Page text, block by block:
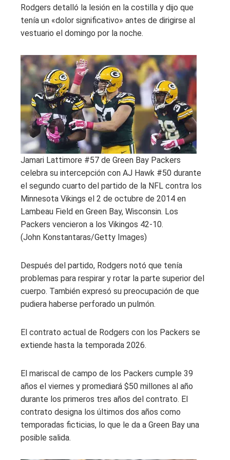
Rodgers detalló la lesión en la costilla y dijo que
tenía un «dolor significativo» antes de dirigirse al
vestuario el domingo por la noche.
Jamari Lattimore #57 de Green Bay Packers
celebra su intercepción con AJ Hawk #50 durante
el segundo cuarto del partido de la NFL contra los
Minnesota Vikings el 2 de octubre de 2014 en
Lambeau Field en Green Bay, Wisconsin. Los
Packers vencieron a los Vikingos 42-10.
(John Konstantaras/Getty Images)
Después del partido, Rodgers notó que tenía
problemas para respirar y rotar la parte superior del
cuerpo. También expresó su preocupación de que
pudiera haberse perforado un pulmón.
El contrato actual de Rodgers con los Packers se
extiende hasta la temporada 2026.
El mariscal de campo de los Packers cumple 39
años el viernes y promediará $50 millones al año
durante los primeros tres años del contrato. El
contrato designa los últimos dos años como
temporadas ficticias, lo que le da a Green Bay una
posible salida.